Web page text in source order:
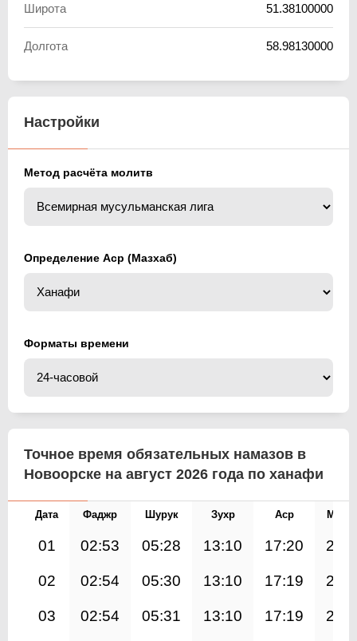
Широта 51.38100000
Долгота 58.98130000
Настройки
Метод расчёта молитв
Определение Аср (Мазхаб)
Форматы времени
Точное время обязательных намазов в
Новоорске на август 2026 года по ханафи
Дата Фаджр Шурук Зухр Аср
01 02:53 05:28 13:10 17:20
02 02:54 05:30 13:10 17:19
03 02:54 05:31 13:10 17:19